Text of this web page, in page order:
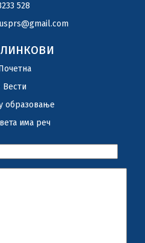
528
Вести
образовање
има реч